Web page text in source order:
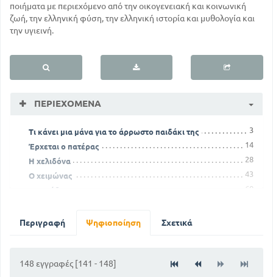
ποιήματα με περιεχόμενο από την οικογενειακή και κοινωνική
ζωή, την ελληνική φύση, την ελληνική ιστορία και μυθολογία και
την υγιεινή.
ΠΕΡΙΕΧΌΜΕΝΑ
Τι κάνει μια μάνα για το άρρωστο παιδάκι της
3
Έρχεται ο πατέρας
14
Η χελιδόνα
28
Ο χειμώνας
43
Το πρόβατο
60
Ο Μάης
Πόσο αξίζει η υγεία
119
Περιγραφή Ψηφιοποίηση Σχετικά
148 εγγραφές [141 - 148]